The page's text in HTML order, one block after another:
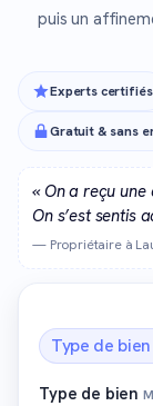
puis un
Experts certifiés
Gratuit & sans
« On a reçu
On s’est sentis
— Propriétaire à
Type de
Type de bien